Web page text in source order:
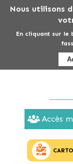
Nous utilisons
En cliquant sur le
Accès